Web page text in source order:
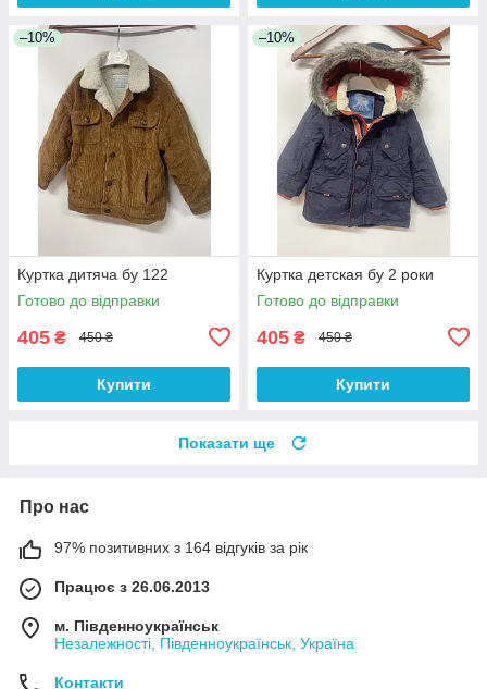
–10%
Куртка дитяча бу 122
Готово до відправки
405 ₴ 450 ₴
Купити
–10%
Куртка детская бу 2 роки
Готово до відправки
405 ₴ 450 ₴
Купити
Показати ще
Про нас
97% позитивних з 164 відгуків за рік
Працює з 26.06.2013
м. Південноукраїнськ
Незалежності, Південноукраїнськ, Україна
Контакти